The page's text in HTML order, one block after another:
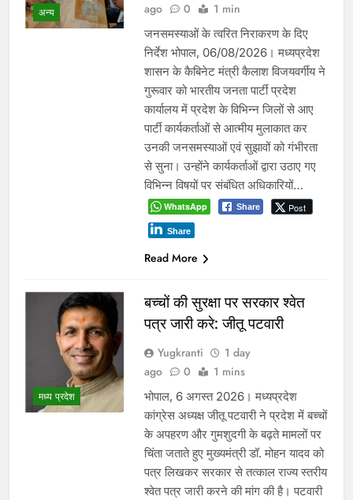
अन्य
ago
0 1 min
जनसमस्याओं के त्वरित निराकरण के दिए
निर्देश भोपाल, 06/08/2026। मध्यप्रदेश
शासन के कैबिनेट मंत्री कैलाश विजयवर्गीय ने
गुरूवार को भारतीय जनता पार्टी प्रदेश
कार्यालय में प्रदेश के विभिन्न जिलों से आए
पार्टी कार्यकर्ताओं से आत्मीय मुलाकात कर
उनकी जनसमस्याओं एवं सुझावों को गंभीरता
से सुना। उन्होंने कार्यकर्ताओं द्वारा उठाए गए
विभिन्न विषयों पर संबंधित अधिकारियों…
WhatsApp Share Post
Share
Read More
मध्य प्रदेश
बच्चों की सुरक्षा पर सरकार श्वेत
पत्र जारी करे: जीतू पटवारी
Yugkranti
1 day
ago
0 1 mins
भोपाल, 6 अगस्त 2026। मध्यप्रदेश
कांग्रेस अध्यक्ष जीतू पटवारी ने प्रदेश में बच्चों
के अपहरण और गुमशुदगी के बढ़ते मामलों पर
चिंता जताते हुए मुख्यमंत्री डॉ. मोहन यादव को
पत्र लिखकर सरकार से तत्काल राज्य स्तरीय
श्वेत पत्र जारी करने की मांग की है। पटवारी